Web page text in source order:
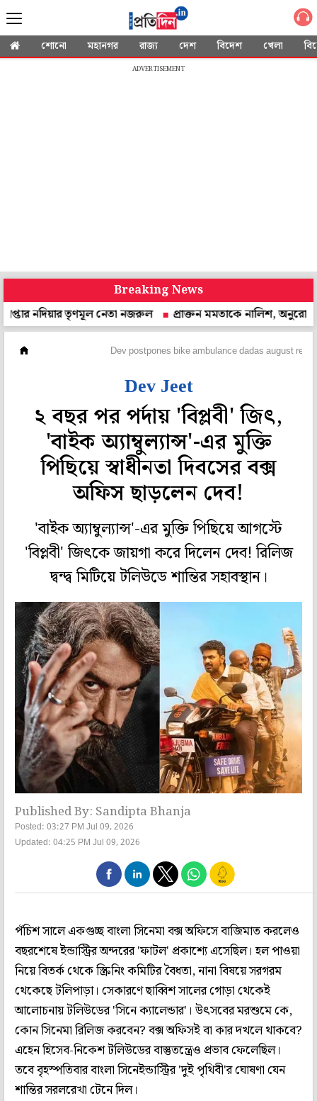
শোনো মহানগর রাজ্য দেশ বিদেশ খেলা
ADVERTISEMENT
Breaking News
তৃণমূল নেতা নজরুল
প্রাক্তন মমতাকে নালিশ, অনুরোধ করে চিঠি!
Dev postpones bike ambulance dadas august
Dev Jeet
২ বছর পর পর্দায় 'বিপ্লবী' জিৎ,
'বাইক অ্যাম্বুল্যান্স'-এর মুক্তি
পিছিয়ে স্বাধীনতা দিবসের বক্স
অফিস ছাড়লেন দেব!
'বাইক অ্যাম্বুল্যান্স'-এর মুক্তি পিছিয়ে আগস্টে
'বিপ্লবী' জিৎকে জায়গা করে দিলেন দেব! রিলিজ
দ্বন্দ্ব মিটিয়ে টলিউডে শান্তির সহাবস্থান।
Published By: Sandipta Bhanja
Posted: 03:27 PM Jul 09, 2026
Updated: 04:25 PM Jul 09, 2026
পঁচিশ সালে একগুচ্ছ বাংলা সিনেমা বক্স অফিসে বাজিমাত করলেও
বছরশেষে ইন্ডাস্ট্রির অন্দরের 'ফাটল' প্রকাশ্যে এসেছিল। হল পাওয়া
নিয়ে বিতর্ক থেকে স্ক্রিনিং কমিটির বৈধতা, নানা বিষয়ে সরগরম
থেকেছে টলিপাড়া। সেকারণে ছাব্বিশ সালের গোড়া থেকেই
আলোচনায় টলিউডের 'সিনে ক্যালেন্ডার'। উৎসবের মরশুমে কে,
কোন সিনেমা রিলিজ করবেন? বক্স অফিসই বা কার দখলে থাকবে?
এহেন হিসেব-নিকেশ টলিউডের বাস্তুতন্ত্রেও প্রভাব ফেলেছিল।
তবে বৃহস্পতিবার বাংলা সিনেইন্ডাস্ট্রির 'দুই পৃথিবী'র ঘোষণা যেন
শান্তির সরলরেখা টেনে দিল।